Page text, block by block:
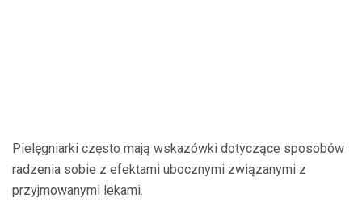
Pielęgniarki często mają wskazówki dotyczące sposobów
radzenia sobie z efektami ubocznymi związanymi z
przyjmowanymi lekami.